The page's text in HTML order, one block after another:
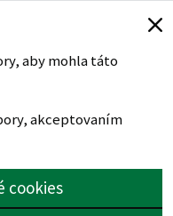
aby mohla táto
akceptovaním
cookies